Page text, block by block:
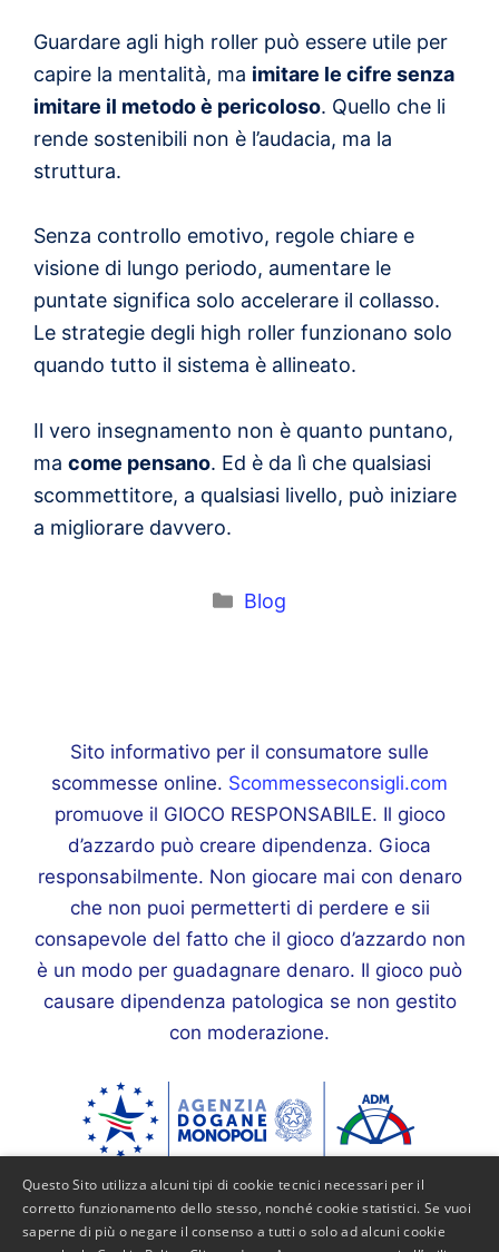
Guardare agli high roller può essere utile per
capire la mentalità, ma imitare le cifre senza
imitare il metodo è pericoloso. Quello che li
rende sostenibili non è l’audacia, ma la
struttura.
Senza controllo emotivo, regole chiare e
visione di lungo periodo, aumentare le
puntate significa solo accelerare il collasso.
Le strategie degli high roller funzionano solo
quando tutto il sistema è allineato.
Il vero insegnamento non è quanto puntano,
ma come pensano. Ed è da lì che qualsiasi
scommettitore, a qualsiasi livello, può iniziare
a migliorare davvero.
Categorie
Blog
Sito informativo per il consumatore sulle
scommesse online. Scommesseconsigli.com
promuove il GIOCO RESPONSABILE. Il gioco
d’azzardo può creare dipendenza. Gioca
responsabilmente. Non giocare mai con denaro
che non puoi permetterti di perdere e sii
consapevole del fatto che il gioco d’azzardo non
è un modo per guadagnare denaro. Il gioco può
causare dipendenza patologica se non gestito
con moderazione.
Questo Sito utilizza alcuni tipi di cookie tecnici necessari per il
corretto funzionamento dello stesso, nonché cookie statistici. Se vuoi
saperne di più o negare il consenso a tutti o solo ad alcuni cookie